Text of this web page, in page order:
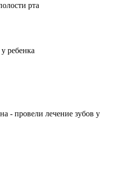
рта
ребенка
- провели лечение зубов у